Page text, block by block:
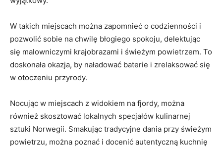
W takich ⁤miejscach można zapomnieć o codzienności i
⁣pozwolić sobie ⁣na chwilę błogiego spokoju, delektując
się malowniczymi krajobrazami i świeżym powietrzem. To
doskonała‍ okazja, by naładować baterie i zrelaksować ‌się
⁢w otoczeniu przyrody.
Nocując w miejscach z widokiem na ‌fjordy, można
również skosztować ⁤lokalnych specjałów kulinarnej
sztuki⁢ Norwegii. Smakując ⁢tradycyjne dania przy ⁤świeżym
powietrzu,‍ można ⁢poznać⁢ i​ docenić autentyczną kuchnię